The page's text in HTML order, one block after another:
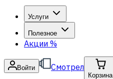
Услуги
Полезное
Акции %
Войти Смотрел
Корзина